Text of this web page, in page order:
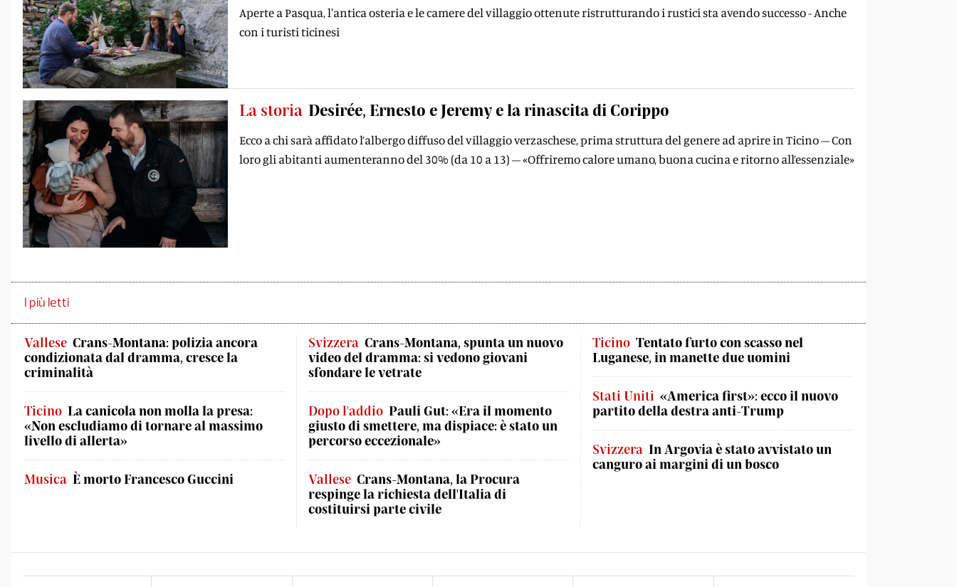
Aperte a Pasqua, l'antica osteria e le camere del villaggio ottenute ristrutturando i rustici sta avendo successo - Anche
con i turisti ticinesi
La storia Desirée, Ernesto e Jeremy e la rinascita di Corippo
Ecco a chi sarà affidato l’albergo diffuso del villaggio verzaschese, prima struttura del genere ad aprire in Ticino – Con
loro gli abitanti aumenteranno del 30% (da 10 a 13) – «Offriremo calore umano, buona cucina e ritorno all’essenziale»
I più letti
Vallese Crans-Montana: polizia ancora
condizionata dal dramma, cresce la
criminalità
Ticino La canicola non molla la presa:
«Non escludiamo di tornare al massimo
livello di allerta»
Musica È morto Francesco Guccini
Svizzera Crans-Montana, spunta un nuovo
video del dramma: si vedono giovani
sfondare le vetrate
Dopo l'addio Pauli Gut: «Era il momento
giusto di smettere, ma dispiace: è stato un
percorso eccezionale»
Vallese Crans-Montana, la Procura
respinge la richiesta dell'Italia di
costituirsi parte civile
Ticino Tentato furto con scasso nel
Luganese, in manette due uomini
Stati Uniti «America first»: ecco il nuovo
partito della destra anti-Trump
Svizzera In Argovia è stato avvistato un
canguro ai margini di un bosco